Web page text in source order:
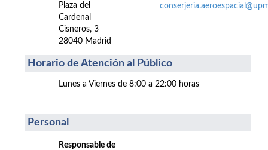
Plaza del
Cardenal
Cisneros, 3
28040 Madrid
Horario de Atención al Público
Lunes a Viernes de 8:00 a 22:00 horas
Personal
Responsable de